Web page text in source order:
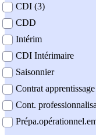
contrat
CDI (3)
CDD
Intérim
CDI Intérimaire
Saisonnier
Contrat apprentissage
Cont.